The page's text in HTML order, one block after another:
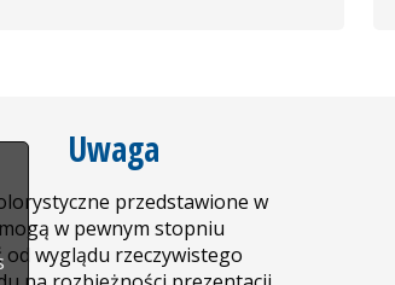
Uwaga
przedstawione w
w pewnym stopniu
od wyglądu rzeczywistego